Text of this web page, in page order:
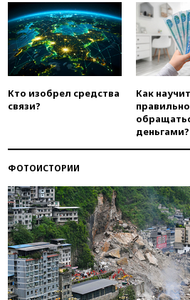
Кто изобрел средства
связи?
Как
правильно
деньгами?
ФОТОИСТОРИИ